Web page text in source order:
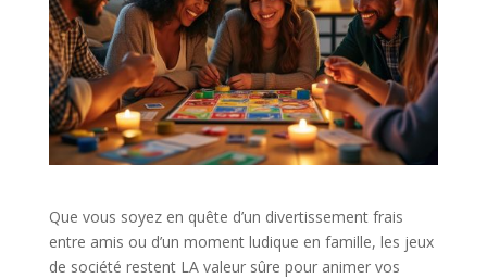
Que vous soyez en quête d’un divertissement frais
entre amis ou d’un moment ludique en famille, les jeux
de société restent LA valeur sûre pour animer vos